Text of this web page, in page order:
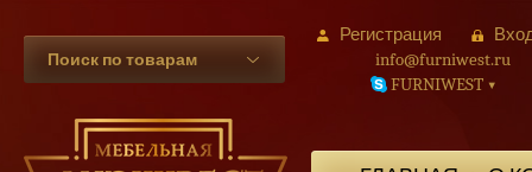
Поиск по товарам
Регистрация
info@furniwest.ru
FURNIWEST ▾